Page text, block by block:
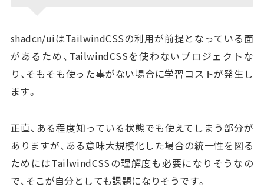
shadcn/uiはTailwindCSSの利用が前提となっている面
があるため、TailwindCSSを使わないプロジェクトな
り、そもそも使った事がない場合に学習コストが発生し
ます。
正直、ある程度知っている状態でも使えてしまう部分が
ありますが、ある意味大規模化した場合の統一性を図る
ためにはTailwindCSSの理解度も必要になりそうなの
で、そこが自分としても課題になりそうです。